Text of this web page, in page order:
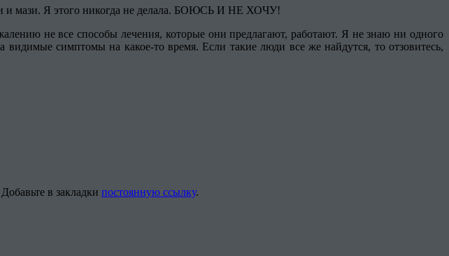
и мази. Я этого никогда не делала. БОЮСЬ И НЕ ХОЧУ!
не все способы лечения, которые они предлагают, работают. Я не знаю ни одного
симптомы на какое-то время. Если такие люди все же найдутся, то отзовитесь,
Добавьте в закладки постоянную ссылку.